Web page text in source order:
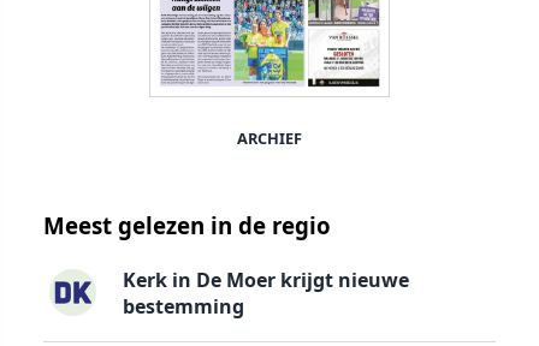
ARCHIEF
Meest gelezen in de regio
Kerk in De Moer krijgt nieuwe
bestemming